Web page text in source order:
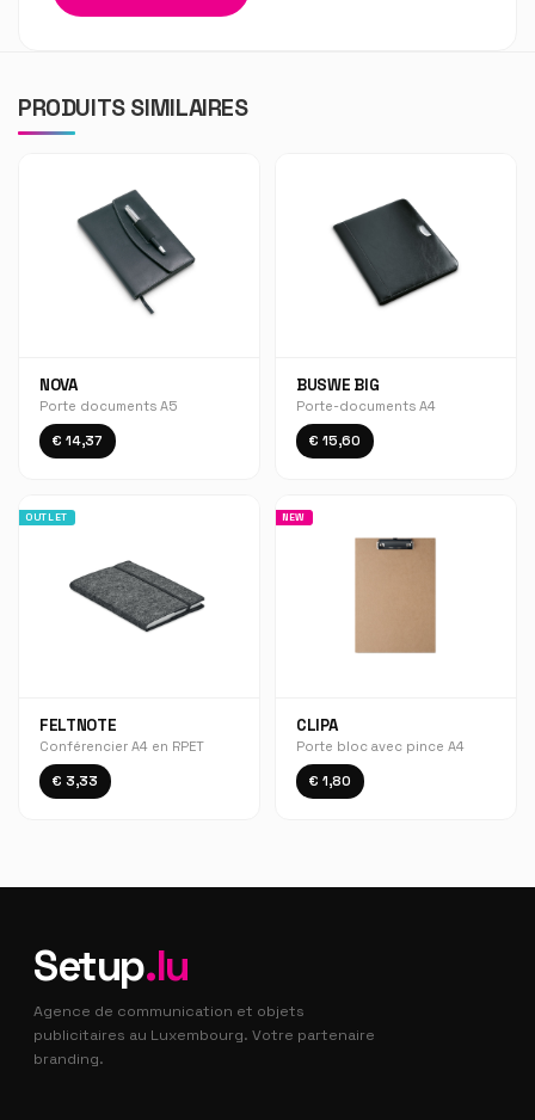
PRODUITS SIMILAIRES
NOVA
Porte documents A5
€ 14,37
BUSWE BIG
Porte-documents A4
€ 15,60
OUTLET
FELTNOTE
Conférencier A4 en RPET
€ 3,33
NEW
CLIPA
Porte bloc avec pince A4
€ 1,80
Setup.lu
Agence de communication et objets
publicitaires au Luxembourg. Votre partenaire
branding.